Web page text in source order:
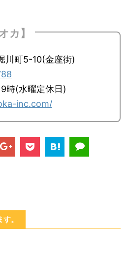
カ】
川町5-10(金座街)
時(水曜定休日)
inc.com/
。